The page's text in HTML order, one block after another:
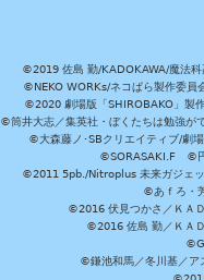
©2019 佐島 勤/KADOKAWA/魔法
©NEKO WORKs/ネコぱら製作委員
©2020 劇場版「SHIROBAKO」製
©筒井大志／集英社・ぼくたちは勉強
©大森藤ノ･SBクリエイティブ/
©SORASAKI.F ©円
©2011 5pb./Nitroplus 未来ガジェ
©あｆろ・
©2016 伏見つかさ／ＫＡ
©2016 佐島 勤／ＫＡ
©鎌池和馬／冬川基／ア